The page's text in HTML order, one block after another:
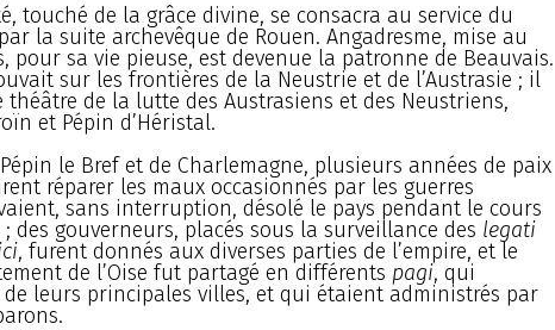
touché de la grâce divine, se consacra au service du
la suite archevêque de Rouen. Angadresme, mise au
pour sa vie pieuse, est devenue la patronne de Beauvais.
sur les frontières de la Neustrie et de l’Austrasie ; il
de la lutte des Austrasiens et des Neustriens,
et Pépin d’Héristal.
le Bref et de Charlemagne, plusieurs années de paix
réparer les maux occasionnés par les guerres
sans interruption, désolé le pays pendant le cours
des gouverneurs, placés sous la surveillance des legati
, furent donnés aux diverses parties de l’empire, et le
de l’Oise fut partagé en différents pagi, qui
leurs principales villes, et qui étaient administrés par